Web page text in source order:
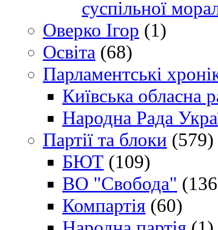
суспільної
Оверко Ігор (1)
Освіта (68)
Парламентські
Київська обласна
Народна Рада
Партії та блоки (579)
БЮТ (109)
ВО "Свобода"
Компартія (60)